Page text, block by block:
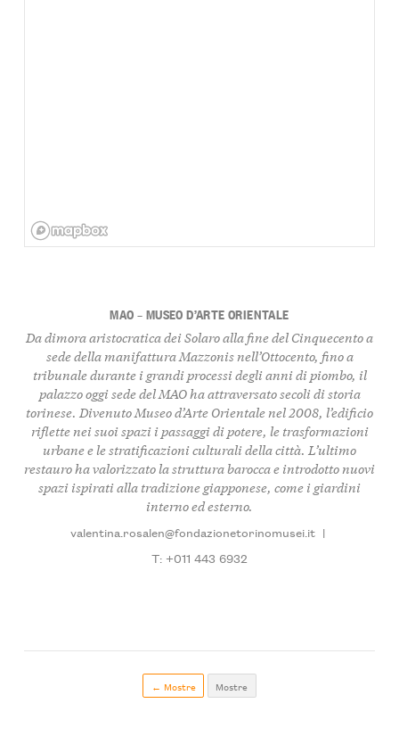
MAO – MUSEO D’ARTE ORIENTALE
Da dimora aristocratica dei Solaro alla fine del Cinquecento a
sede della manifattura Mazzonis nell’Ottocento, fino a
tribunale durante i grandi processi degli anni di piombo, il
palazzo oggi sede del MAO ha attraversato secoli di storia
torinese. Divenuto Museo d’Arte Orientale nel 2008, l’edificio
riflette nei suoi spazi i passaggi di potere, le trasformazioni
urbane e le stratificazioni culturali della città. L’ultimo
restauro ha valorizzato la struttura barocca e introdotto nuovi
spazi ispirati alla tradizione giapponese, come i giardini
interno ed esterno.
valentina.rosalen@fondazionetorinomusei.it |
T: +011 443 6932
← Mostre Mostre